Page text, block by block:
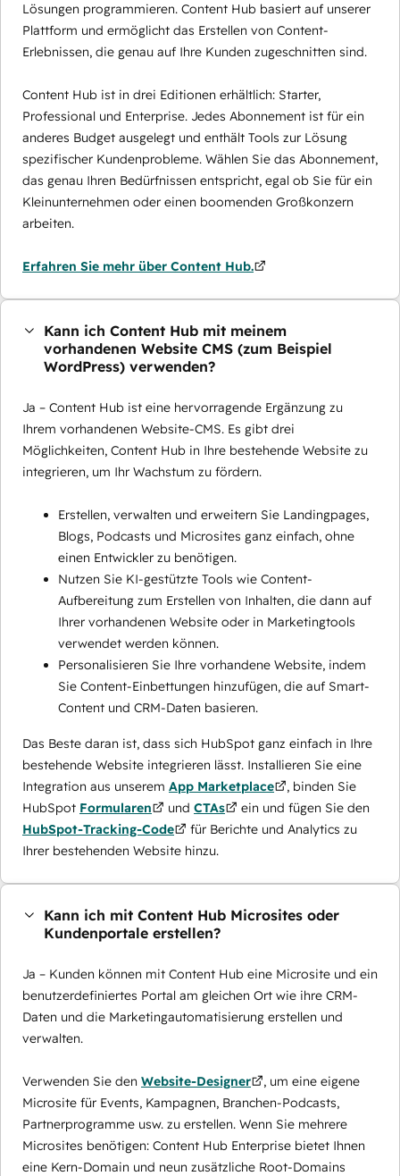
Lösungen programmieren. Content Hub basiert auf unserer
Plattform und ermöglicht das Erstellen von Content-
Erlebnissen, die genau auf Ihre Kunden zugeschnitten sind.
Content Hub ist in drei Editionen erhältlich: Starter,
Professional und Enterprise. Jedes Abonnement ist für ein
anderes Budget ausgelegt und enthält Tools zur Lösung
spezifischer Kundenprobleme. Wählen Sie das Abonnement,
das genau Ihren Bedürfnissen entspricht, egal ob Sie für ein
Kleinunternehmen oder einen boomenden Großkonzern
arbeiten.
Erfahren Sie mehr über Content Hub.
Kann ich Content Hub mit meinem
vorhandenen Website CMS (zum Beispiel
WordPress) verwenden?
Ja – Content Hub ist eine hervorragende Ergänzung zu
Ihrem vorhandenen Website-CMS. Es gibt drei
Möglichkeiten, Content Hub in Ihre bestehende Website zu
integrieren, um Ihr Wachstum zu fördern.
Erstellen, verwalten und erweitern Sie Landingpages,
Blogs, Podcasts und Microsites ganz einfach, ohne
einen Entwickler zu benötigen.
Nutzen Sie KI-gestützte Tools wie Content-
Aufbereitung zum Erstellen von Inhalten, die dann auf
Ihrer vorhandenen Website oder in Marketingtools
verwendet werden können.
Personalisieren Sie Ihre vorhandene Website, indem
Sie Content-Einbettungen hinzufügen, die auf Smart-
Content und CRM-Daten basieren.
Das Beste daran ist, dass sich HubSpot ganz einfach in Ihre
bestehende Website integrieren lässt. Installieren Sie eine
Integration aus unserem App Marketplace
, binden Sie
HubSpot Formularen und CTAs
ein und fügen Sie den
HubSpot-Tracking-Code
für Berichte und Analytics zu
Ihrer bestehenden Website hinzu.
Kann ich mit Content Hub Microsites oder
Kundenportale erstellen?
Ja – Kunden können mit Content Hub eine Microsite und ein
benutzerdefiniertes Portal am gleichen Ort wie ihre CRM-
Daten und die Marketingautomatisierung erstellen und
verwalten.
Verwenden Sie den Website-Designer
, um eine eigene
Microsite für Events, Kampagnen, Branchen-Podcasts,
Partnerprogramme usw. zu erstellen. Wenn Sie mehrere
Microsites benötigen: Content Hub Enterprise bietet Ihnen
eine Kern-Domain und neun zusätzliche Root-Domains